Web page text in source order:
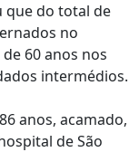
que do total de
no
60 anos nos
intermédios.
anos, acamado,
de São